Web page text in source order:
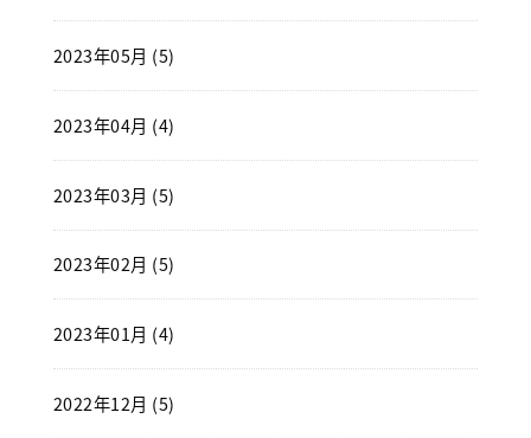
2023年05月 (5)
2023年04月 (4)
2023年03月 (5)
2023年02月 (5)
2023年01月 (4)
2022年12月 (5)